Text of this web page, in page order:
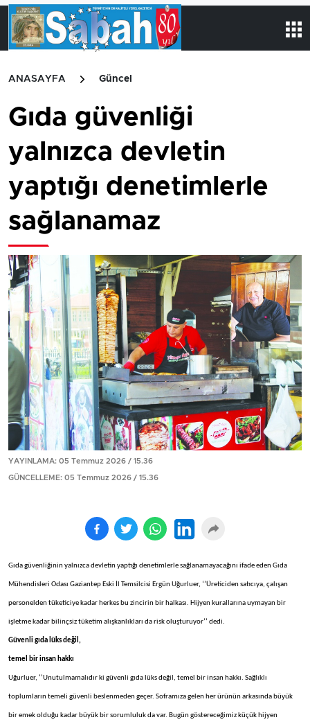
ANASAYFA Güncel
Gıda güvenliği
yalnızca devletin
yaptığı denetimlerle
sağlanamaz
YAYINLAMA: 05 Temmuz 2026 / 15.36
GÜNCELLEME: 05 Temmuz 2026 / 15.36
Gıda güvenliğinin yalnızca devletin yaptığı denetimlerle sağlanamayacağını ifade eden Gıda
Mühendisleri Odası Gaziantep Eski İl Temsilcisi Ergün Uğurluer, ‘’Üreticiden satıcıya, çalışan
personelden tüketiciye kadar herkes bu zincirin bir halkası. Hijyen kurallarına uymayan bir
işletme kadar bilinçsiz tüketim alışkanlıkları da risk oluşturuyor’’ dedi.
Güvenli gıda lüks değil,
temel bir insan hakkı
Uğurluer, ‘’Unutulmamalıdır ki güvenli gıda lüks değil, temel bir insan hakkı. Sağlıklı
toplumların temeli güvenli beslenmeden geçer. Soframıza gelen her ürünün arkasında büyük
bir emek olduğu kadar büyük bir sorumluluk da var. Bugün göstereceğimiz küçük hijyen